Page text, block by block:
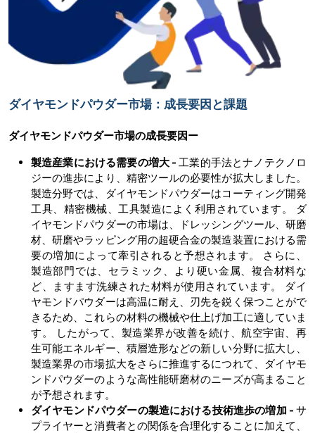
ダイヤモンドパウダー市場：成長要因と課題
ダイヤモンドパウダー市場の成長要因ー
製造産業における需要の増大 - 工業的手法とナノテクノロ
ジーの進歩により、精密ツールの必要性が拡大しました。
製造分野では、ダイヤモンドパウダーはコーティング開発
工具、精密機械、工具製造によく利用されています。 ダ
イヤモンドパウダーの市場は、ドレッシングツール、研磨
材、研磨やラッピング用の超硬合金の製造装置における需
要の増加によって牽引されると予想されます。 さらに、
製造部門では、セラミック、より硬い金属、複合材料な
ど、ますます洗練された材料が使用されています。 ダイ
ヤモンドパウダーは高温に耐え、刃先を鋭く保つことがで
きるため、これらの材料の機械や仕上げ加工に適していま
す。 したがって、製造業界が改善を続け、航空宇宙、再
生可能エネルギー、積層造形などの新しい分野に拡大し、
製造業界の市場拡大をさらに推進するにつれて、ダイヤモ
ンドパウダーのような高性能研磨材のニーズが高まること
が予想されます。
ダイヤモンドパウダーの製造における技術進歩の増加 -サ
プライヤーと消費者との関係を合理化することに加えて、